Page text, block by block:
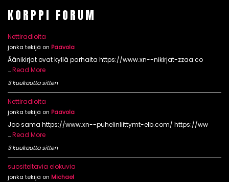
KORPPI FORUM
Nettiradioita
jonka tekijä on Paavola
Äänikirjat ovat kyllä parhaita https://www.xn--nikirjat-zzaa.co
…Read More
3 kuukautta sitten
Nettiradioita
jonka tekijä on Paavola
Joo sama https://www.xn--puhelinliittymt-elb.com/ https://ww
…Read More
3 kuukautta sitten
suositeltavia elokuvia
jonka tekijä on Michael